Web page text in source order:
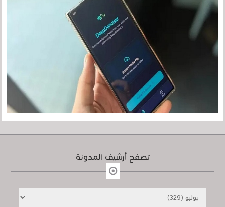
تصفح أرشيف المدونة